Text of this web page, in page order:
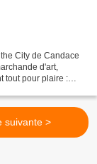
City de Candace
d'art,
tout pour plaire :
suivante >